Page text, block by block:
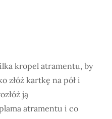
kropel atramentu, by
złóż kartkę na pół i
ją
atramentu i co